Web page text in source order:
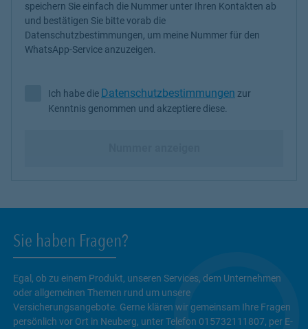
speichern Sie einfach die Nummer unter Ihren Kontakten ab
und bestätigen Sie bitte vorab die
Datenschutzbestimmungen, um meine Nummer für den
WhatsApp-Service anzuzeigen.
Ich habe die Datenschutzbestimmungen zur Kenntnis
Ich habe die Datenschutzbestimmungen zur
Kenntnis genommen und akzeptiere diese.
Sie haben Fragen?
Egal, ob zu einem Produkt, unseren Services, dem Unternehmen
oder allgemeinen Themen rund um unsere
Versicherungsangebote. Gerne klären wir gemeinsam Ihre Fragen
persönlich vor Ort in Neuberg, unter Telefon 015732111807, per E-